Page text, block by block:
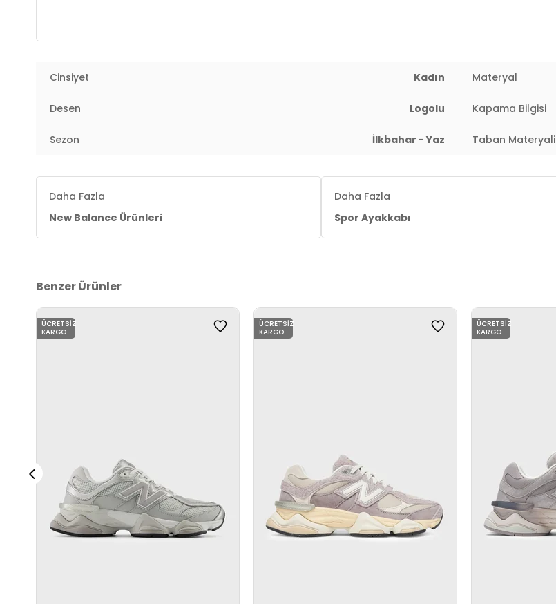
Yaş Grubu:
Menşei:
Cinsiyet Kadın Materyal
Desen Logolu Kapama Bilgisi
Sezon İlkbahar - Yaz Taban Materyali
Daha Fazla
New Balance Ürünleri
Daha Fazla
Spor Ayakkabı
Benzer Ürünler
ÜCRETSIZ
KARGO
ÜCRETSIZ
KARGO
ÜCRETSIZ
KARGO